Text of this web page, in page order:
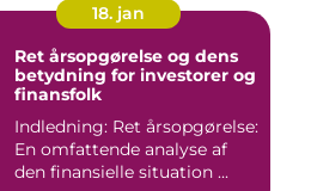
18. jan
Ret årsopgørelse og dens
betydning for investorer og
finansfolk
Indledning: Ret årsopgørelse:
En omfattende analyse af
den finansielle situation ...